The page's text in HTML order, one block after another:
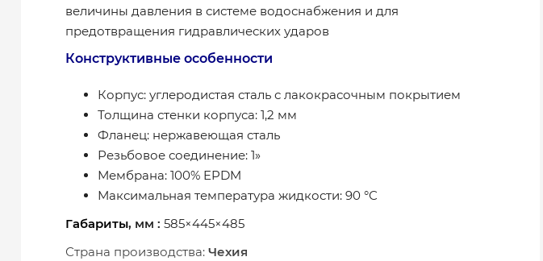
величины давления в системе водоснабжения и для
предотвращения гидравлических ударов
Конструктивные особенности
Корпус: углеродистая сталь с лакокрасочным покрытием
Толщина стенки корпуса: 1,2 мм
Фланец: нержавеющая сталь
Резьбовое соединение: 1»
Мембрана: 100% EPDM
Максимальная температура жидкости: 90 °С
Габариты, мм : 585×445×485
Страна производства: Чехия